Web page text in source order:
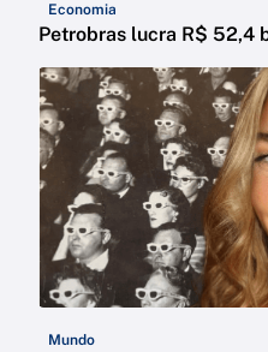
Economia
Petrobras lucra R$ 52,4
Mundo